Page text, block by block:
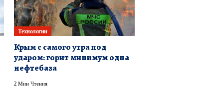
Технологии
Крым с самого утра под
ударом: горит минимум одна
нефтебаза
2 Мин Чтения